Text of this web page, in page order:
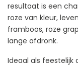
resultaat is een
roze van kleur,
framboos, roze
lange afdronk.
Ideaal als feestelijk